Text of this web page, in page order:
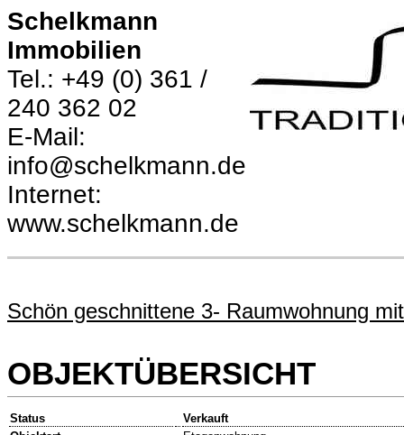
Schelkmann
Immobilien
Tel.: +49 (0) 361 /
240 362 02
E-Mail:
info@schelkmann.de
Internet:
www.schelkmann.de
Schön geschnittene 3- Raumwohnung
OBJEKTÜBERSICHT
Status
Verkauft